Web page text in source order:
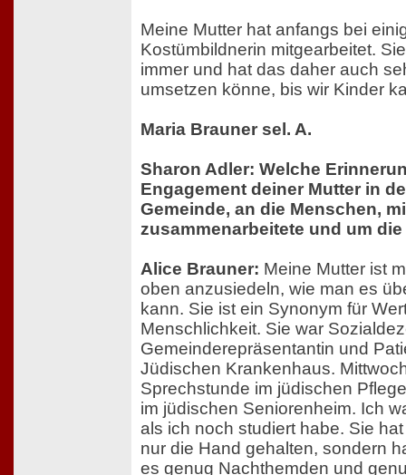
Meine Mutter hat anfangs bei
Kostümbildnerin mitgearbeitet.
immer und hat das daher auch
umsetzen könne, bis wir Kinder
Maria Brauner sel. A.
Sharon Adler: Welche
Engagement deiner Mutter in
Gemeinde, an die Menschen,
zusammenarbeitete und um
Alice Brauner: Meine Mutter ist
oben anzusiedeln, wie man es
kann. Sie ist ein Synonym für
Menschlichkeit. Sie war
Gemeinderepräsentantin und
Jüdischen Krankenhaus.
Sprechstunde im jüdischen
im jüdischen Seniorenheim. Ich
als ich noch studiert habe. Sie
nur die Hand gehalten, sondern
es genug Nachthemden und